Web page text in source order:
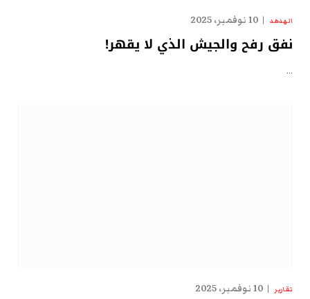
الهدهد 10 نوفمبر، 2025
نفق رفح والجيش الذي لا يقهر!
…
تقارير 10 نوفمبر، 2025